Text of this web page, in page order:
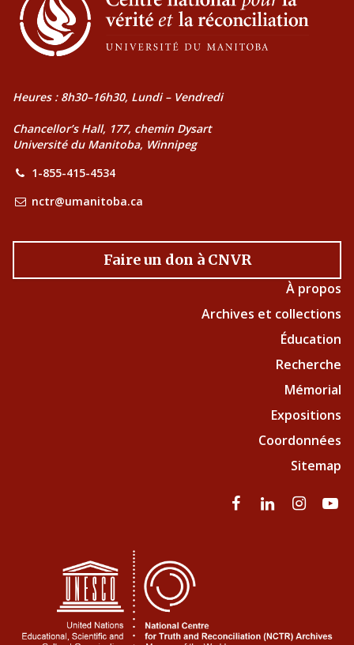
Heures : 8h30–16h30, Lundi – Vendredi
Chancellor’s Hall, 177, chemin Dysart
Université du Manitoba, Winnipeg
1-855-415-4534
nctr@umanitoba.ca
Faire un don à CNVR
À propos
Archives et collections
Éducation
Recherche
Mémorial
Expositions
Coordonnées
Sitemap